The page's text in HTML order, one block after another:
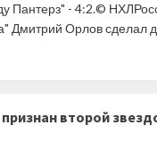
Пантерз" - 4:2.©
Дмитрий Орлов сделал
второй